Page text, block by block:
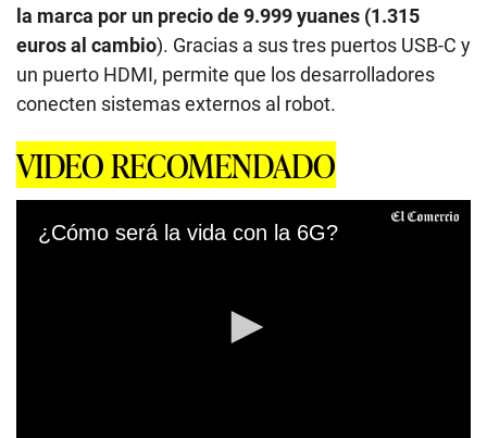
la marca por un precio de 9.999 yuanes (1.315
euros al cambio). Gracias a sus tres puertos USB-C y
un puerto HDMI, permite que los desarrolladores
conecten sistemas externos al robot.
VIDEO RECOMENDADO
¿Cómo será la vida con la 6G?